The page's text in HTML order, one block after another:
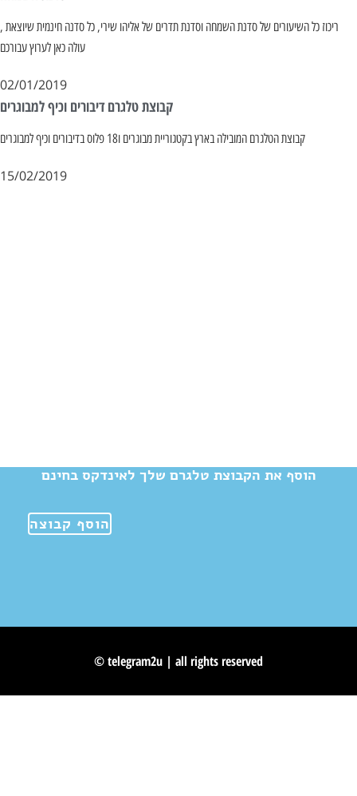
ריכוז כל השיעורים של סדנת השמחה וסדנת תדרים של אליהו שירי, כל סדנה חינמית שיוצאת ,
עולה כאן לערוץ עבורכם
02/01/2019
קבוצת טלגרם דיבורים וכיף למבוגרים
קבוצת הטלגרם המובילה בארץ בקטגוריית מבוגרים ו18 פלוס בדיבורים וכיף למבוגרים
15/02/2019
הוסף את הקבוצת טלגרם שלך לאינדקס בחינם
הוסף קבוצה
© telegram2u | all rights reserved